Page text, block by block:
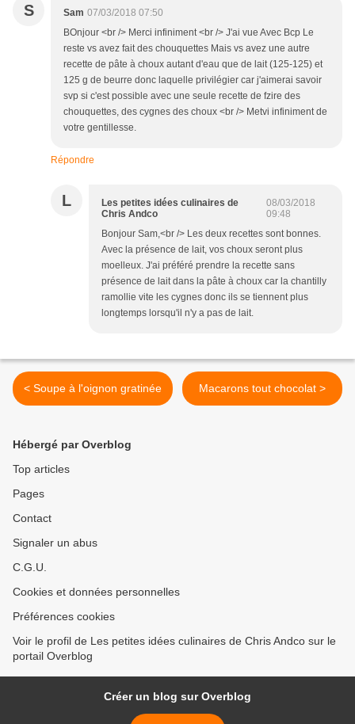
S Sam 07/03/2018 07:50
BOnjour <br /> Merci infiniment <br /> J'ai vue Avec Bcp Le
reste vs avez fait des chouquettes Mais vs avez une autre
recette de pâte à choux autant d'eau que de lait (125-125) et
125 g de beurre donc laquelle privilégier car j'aimerai savoir
svp si c'est possible avec une seule recette de fzire des
chouquettes, des cygnes des choux <br /> Metvi infiniment de
votre gentillesse.
Répondre
L
Les petites idées culinaires de
Chris Andco
08/03/2018
09:48
Bonjour Sam,<br /> Les deux recettes sont bonnes.
Avec la présence de lait, vos choux seront plus
moelleux. J'ai préféré prendre la recette sans
présence de lait dans la pâte à choux car la chantilly
ramollie vite les cygnes donc ils se tiennent plus
longtemps lorsqu'il n'y a pas de lait.
< Soupe à l'oignon gratinée Macarons tout chocolat >
Hébergé par Overblog
Top articles
Pages
Contact
Signaler un abus
C.G.U.
Cookies et données personnelles
Préférences cookies
Voir le profil de Les petites idées culinaires de Chris Andco sur le
portail Overblog
Créer un blog sur Overblog